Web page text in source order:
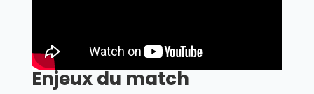
Enjeux du match